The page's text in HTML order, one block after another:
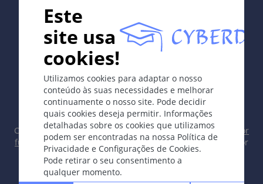
Etologia e Patogénese
Dermatite aguda causada por doses
eritematogênicas de radiação UVB, mais comum em
pacientes com pele clara (pele tipos I-II).
Casos mais graves têm liberação de citocinas pró-
inflamatórias e prostaglandinas, as quais levam a
sintomas sistêmicos.
Localização
Em áreas expostas à luz.
Classificação
Este
site usa
cookies!
Utilizamos cookies para adaptar o nosso
conteúdo às suas necessidades e melhorar
continuamente o nosso site. Pode decidir
quais cookies deseja permitir. Informações
detalhadas sobre os cookies que utilizamos
podem ser encontradas na nossa Política de
Privacidade e Configurações de Cookies.
Pode retirar o seu consentimento a
qualquer momento.
In collaboration with Erasmus+ hEduLearnIt editorial
group
Copyright © 2003-2026 CYBERDERM Grupo Editorial -
Editor
fundador Guenter Burg, M.D.- Conceito e Coordenação por
Vahid Djamei, Zurique
All rights reserved.